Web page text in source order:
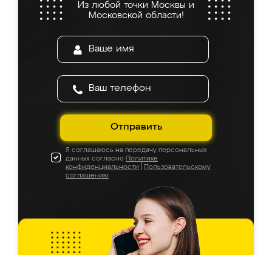
Из любой точки Москвы и
Московской области!
Отправить
Я соглашаюсь на передачу персональных
данных согласно Политике
конфиденциальности
Пользовательскому
соглашению